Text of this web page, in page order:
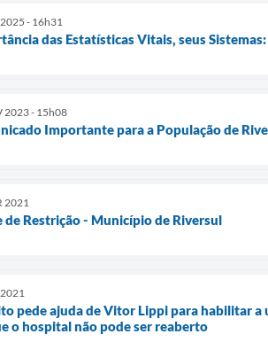
- 16h31
das Estatísticas Vitais, seus Sistemas:
2023 - 15h08
Importante para a População de
2021
de Restrição - Município de Riversul
pede ajuda de Vitor Lippi para habilitar a
o hospital não pode ser reaberto